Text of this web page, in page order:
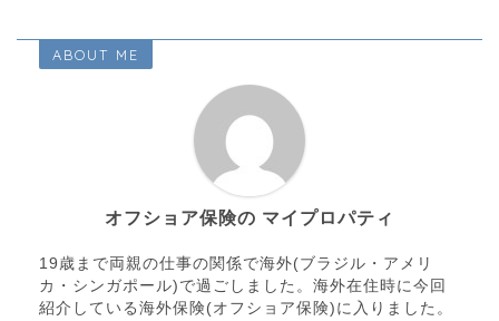
ABOUT ME
オフショア保険の マイプロパティ
19歳まで両親の仕事の関係で海外(ブラジル・アメリ
カ・シンガポール)で過ごしました。海外在住時に今回
紹介している海外保険(オフショア保険)に入りました。